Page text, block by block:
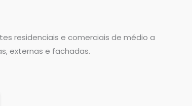
residenciais e comerciais de médio a
externas e fachadas.